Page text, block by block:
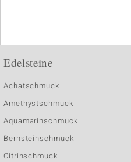
Edelsteine
Achatschmuck
Amethystschmuck
Aquamarinschmuck
Bernsteinschmuck
Citrinschmuck